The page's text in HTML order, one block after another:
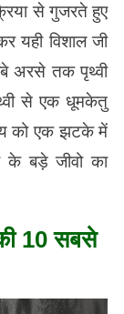
से गुजरते हुए
यही विशाल जी
अरसे तक पृथ्वी
से एक धूमकेतु
को एक झटके में
बड़े जीवो का
10 सबसे